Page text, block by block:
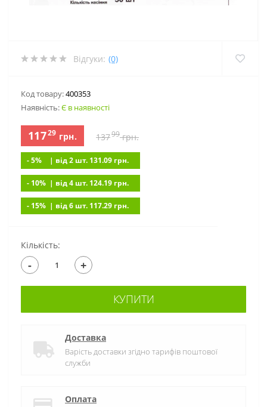
Відгуки: (0)
Код товару:400353
Наявність:Є в наявності
11729 грн. 13799грн.
- 5% | вiд 2 шт. 131.09 грн.
- 10% | вiд 4 шт. 124.19 грн.
- 15% | вiд 6 шт. 117.29 грн.
Кількість:
- +
КУПИТИ
Доставка
Варість доставки згідно тарифів поштової
служби
Оплата